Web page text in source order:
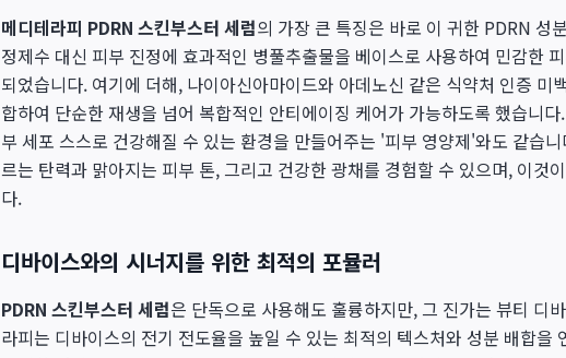
메디테라피 PDRN 스킨부스터 세럼의 가장 큰 특징은 바로 이 귀한 PDRN 성
정제수 대신 피부 진정에 효과적인 병풀추출물을 베이스로 사용하여 민감한
되었습니다. 여기에 더해, 나이아신아마이드와 아데노신 같은 식약처 인증 미
합하여 단순한 재생을 넘어 복합적인 안티에이징 케어가 가능하도록 했습니
부 세포 스스로 건강해질 수 있는 환경을 만들어주는 '피부 영양제'와도 같습
르는 탄력과 맑아지는 피부 톤, 그리고 건강한 광채를 경험할 수 있으며, 이것
다.
디바이스와의 시너지를 위한 최적의 포뮬러
PDRN 스킨부스터 세럼은 단독으로 사용해도 훌륭하지만, 그 진가는 뷰티 디
라피는 디바이스의 전기 전도율을 높일 수 있는 최적의 텍스처와 성분 배합을